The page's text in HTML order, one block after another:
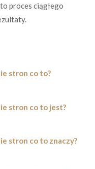
proces ciągłego
stron co to?
stron co to jest?
stron co to znaczy?